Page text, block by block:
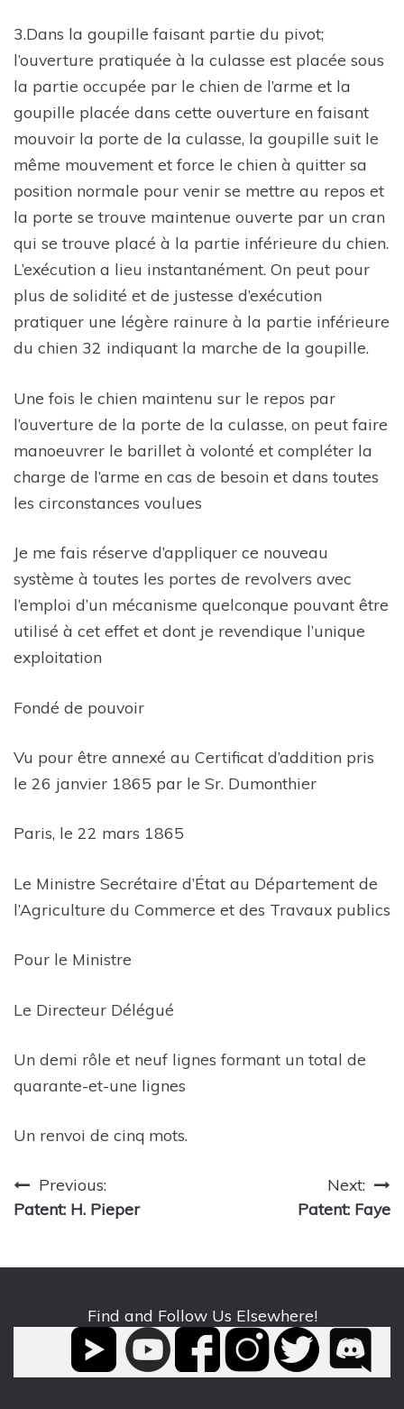
3.Dans la goupille faisant partie du pivot;
l’ouverture pratiquée à la culasse est placée sous
la partie occupée par le chien de l’arme et la
goupille placée dans cette ouverture en faisant
mouvoir la porte de la culasse, la goupille suit le
même mouvement et force le chien à quitter sa
position normale pour venir se mettre au repos et
la porte se trouve maintenue ouverte par un cran
qui se trouve placé à la partie inférieure du chien.
L’exécution a lieu instantanément. On peut pour
plus de solidité et de justesse d’exécution
pratiquer une légère rainure à la partie inférieure
du chien 32 indiquant la marche de la goupille.
Une fois le chien maintenu sur le repos par
l’ouverture de la porte de la culasse, on peut faire
manoeuvrer le barillet à volonté et compléter la
charge de l’arme en cas de besoin et dans toutes
les circonstances voulues
Je me fais réserve d’appliquer ce nouveau
système à toutes les portes de revolvers avec
l’emploi d’un mécanisme quelconque pouvant être
utilisé à cet effet et dont je revendique l’unique
exploitation
Fondé de pouvoir
Vu pour être annexé au Certificat d’addition pris
le 26 janvier 1865 par le Sr. Dumonthier
Paris, le 22 mars 1865
Le Ministre Secrétaire d’État au Département de
l’Agriculture du Commerce et des Travaux publics
Pour le Ministre
Le Directeur Délégué
Un demi rôle et neuf lignes formant un total de
quarante-et-une lignes
Un renvoi de cinq mots.
Post
navigation
Previous:
Patent: H. Pieper
Next:
Patent: Faye
Find and Follow Us Elsewhere!